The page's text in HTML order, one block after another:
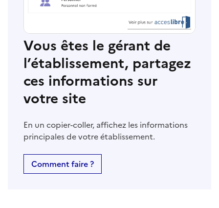
Vous êtes le gérant de
l’établissement, partagez
ces informations sur
votre site
En un copier-coller, affichez les informations
principales de votre établissement.
Comment faire ?